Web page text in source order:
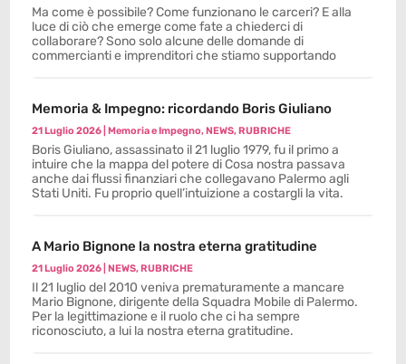
Ma come è possibile? Come funzionano le carceri? E alla
luce di ciò che emerge come fate a chiederci di
collaborare? Sono solo alcune delle domande di
commercianti e imprenditori che stiamo supportando
Memoria & Impegno: ricordando Boris Giuliano
21 Luglio 2026 |Memoria e Impegno,NEWS,RUBRICHE
Boris Giuliano, assassinato il 21 luglio 1979, fu il primo a
intuire che la mappa del potere di Cosa nostra passava
anche dai flussi finanziari che collegavano Palermo agli
Stati Uniti. Fu proprio quell’intuizione a costargli la vita.
A Mario Bignone la nostra eterna gratitudine
21 Luglio 2026 |NEWS,RUBRICHE
Il 21 luglio del 2010 veniva prematuramente a mancare
Mario Bignone, dirigente della Squadra Mobile di Palermo.
Per la legittimazione e il ruolo che ci ha sempre
riconosciuto, a lui la nostra eterna gratitudine.